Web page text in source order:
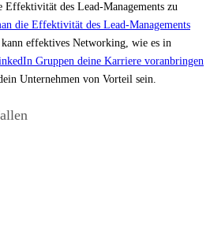
des Lead-Managements zu
die Effektivität des Lead-Managements
kann effektives Networking, wie es in
Gruppen deine Karriere voranbringen
Unternehmen von Vorteil sein.